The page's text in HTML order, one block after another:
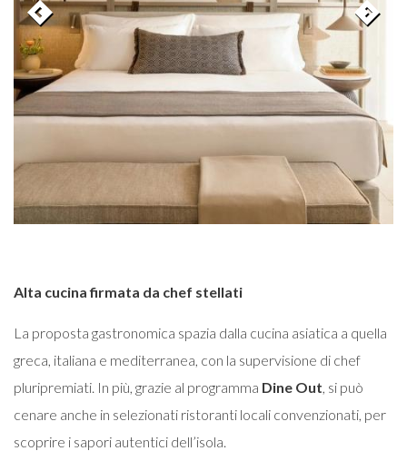
Alta cucina firmata da chef stellati
La proposta gastronomica spazia dalla cucina asiatica a quella
greca, italiana e mediterranea, con la supervisione di chef
pluripremiati. In più, grazie al programma Dine Out, si può
cenare anche in selezionati ristoranti locali convenzionati, per
scoprire i sapori autentici dell’isola.